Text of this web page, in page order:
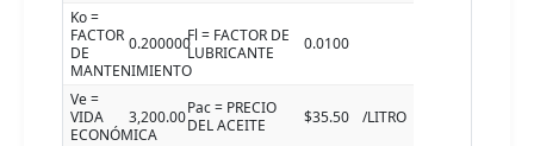
Ko =
FACTOR
DE
MANTENIMIENTO
0.200000Fl = FACTOR DE
LUBRICANTE
0.0100
Ve =
VIDA
ECONÓMICA
3,200.00Pac = PRECIO
DEL ACEITE
$35.50 /LITRO